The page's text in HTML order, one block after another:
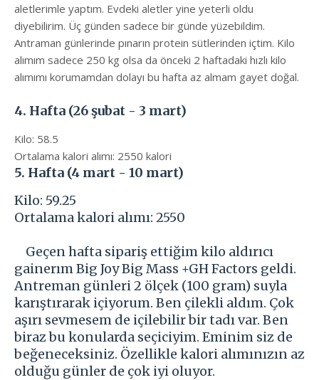
aletlerimle yaptım. Evdeki aletler yine yeterli oldu
diyebilirim. Üç günden sadece bir günde yüzebildim.
Antraman günlerinde pınarın protein sütlerinden içtim. Kilo
alımım sadece 250 kg olsa da önceki 2 haftadaki hızlı kilo
alımımı korumamdan dolayı bu hafta az almam gayet doğal.
4. Hafta (26 şubat - 3 mart)
Kilo: 58.5
Ortalama kalori alımı: 2550 kalori
5. Hafta (4 mart - 10 mart)
Kilo: 59.25
Ortalama kalori alımı: 2550
Geçen hafta sipariş ettiğim kilo aldırıcı
gainerımBig Joy Big Mass +GH Factors geldi.
Antreman günleri 2 ölçek (100 gram) suyla
karıştırarak içiyorum. Ben çilekli aldım. Çok
aşırı sevmesem de içilebilir bir tadı var. Ben
biraz bu konularda seçiciyim. Eminim siz de
beğeneceksiniz. Özellikle kalori alımınızın az
olduğu günler de çok iyi oluyor.